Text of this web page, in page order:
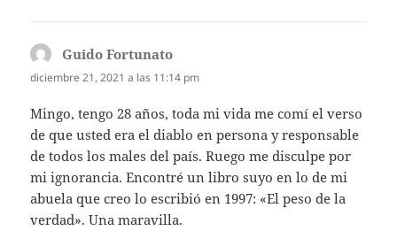
Guido Fortunato
diciembre 21, 2021 a las 11:14 pm
Mingo, tengo 28 años, toda mi vida me comí el verso
de que usted era el diablo en persona y responsable
de todos los males del país. Ruego me disculpe por
mi ignorancia. Encontré un libro suyo en lo de mi
abuela que creo lo escribió en 1997: «El peso de la
verdad». Una maravilla.